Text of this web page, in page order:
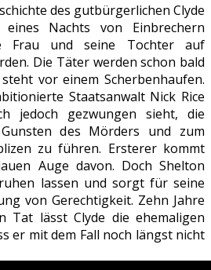
des gutbürgerlichen Clyde
Nachts von Einbrechern
Frau und seine Tochter auf
Die Täter werden schon bald
vor einem Scherbenhaufen.
Staatsanwalt Nick Rice
jedoch gezwungen sieht, die
des Mörders und zum
zu führen. Ersterer kommt
Auge davon. Doch Shelton
lassen und sorgt für seine
von Gerechtigkeit. Zehn Jahre
Tat lässt Clyde die ehemaligen
er mit dem Fall noch längst nicht